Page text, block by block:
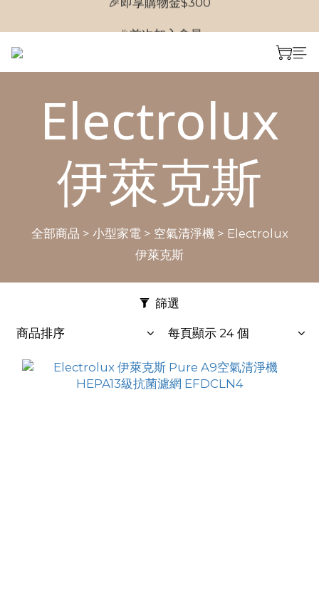
🎉首次加入會員
Electrolux
伊萊克斯
全部商品 > 小型家電> 空氣清淨機 > Electrolux
伊萊克斯
篩選
商品排序 每頁顯示 24 個